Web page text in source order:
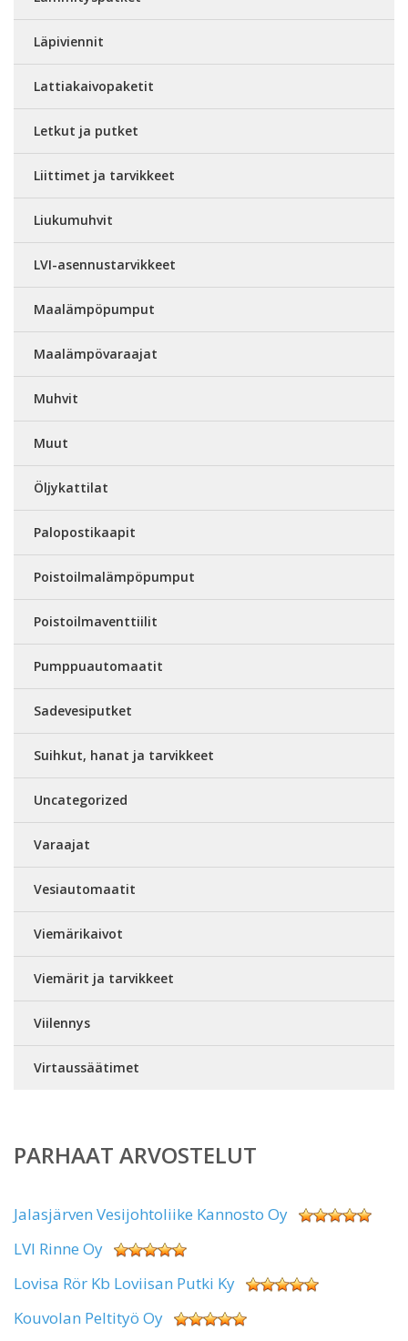
Läpiviennit
Lattiakaivopaketit
Letkut ja putket
Liittimet ja tarvikkeet
Liukumuhvit
LVI-asennustarvikkeet
Maalämpöpumput
Maalämpövaraajat
Muhvit
Muut
Öljykattilat
Palopostikaapit
Poistoilmalämpöpumput
Poistoilmaventtiilit
Pumppuautomaatit
Sadevesiputket
Suihkut, hanat ja tarvikkeet
Uncategorized
Varaajat
Vesiautomaatit
Viemärikaivot
Viemärit ja tarvikkeet
Viilennys
Virtaussäätimet
PARHAAT ARVOSTELUT
Jalasjärven Vesijohtoliike Kannosto Oy
LVI Rinne Oy
Lovisa Rör Kb Loviisan Putki Ky
Kouvolan Peltityö Oy